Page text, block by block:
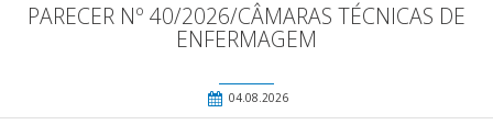
PARECER Nº 40/2026/CÂMARAS TÉCNICAS DE
ENFERMAGEM
04.08.2026